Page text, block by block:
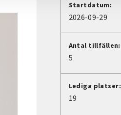
Startdatum:
2026-09-29
Antal tillfällen:
5
Lediga platser:
19